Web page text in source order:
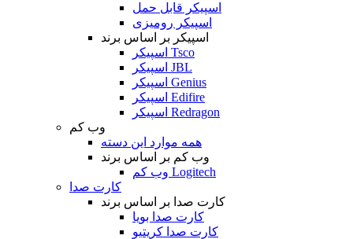
اسپیکر قابل حمل
اسپیکر رومیزی
اسپیکر بر اساس برند
اسپیکر Tsco
اسپیکر JBL
اسپیکر Genius
اسپیکر Edifire
اسپیکر Redragon
وب کم
همه موارد این دسته
وب کم بر اساس برند
وب کم Logitech
کارت صدا
کارت صدا بر اساس برند
کارت صدا بویا
کارت صدا کریتیو